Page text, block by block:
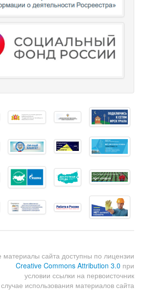
материалы сайта доступны по лицензии
Creative Commons Attribution 3.0 при
условии ссылки на первоисточник
использования материалов сайта